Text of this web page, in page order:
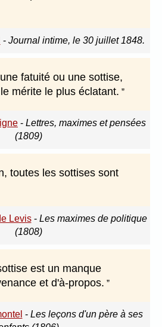
- Journal intime, le 30 juillet 1848.
fatuité ou une sottise,
mérite le plus éclatant.
- Lettres, maximes et pensées
(1809)
toutes les sottises sont
Levis- Les maximes de politique
(1808)
est un manque
et d'à-propos.
- Les leçons d'un père à ses